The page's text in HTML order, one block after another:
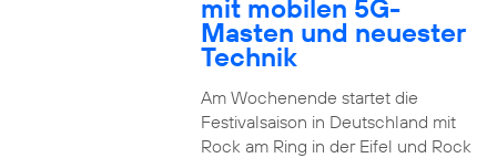
mit mobilen 5G-
Masten und neuester
Technik
Am Wochenende startet die
Festivalsaison in Deutschland mit
Rock am Ring in der Eifel und Rock